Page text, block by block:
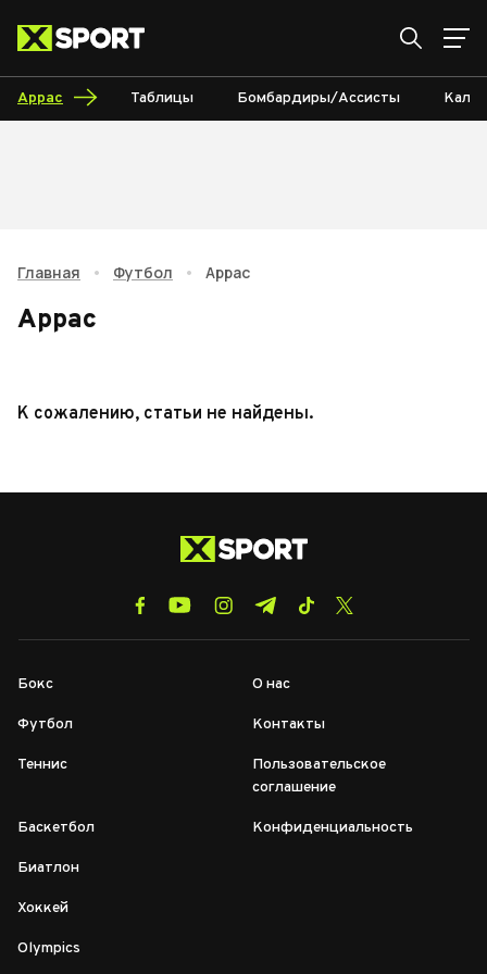
Аррас Таблицы Бомбардиры/Ассисты
Главная • Футбол • Аррас
Аррас
К сожалению, статьи не найдены.
Бокс
Футбол
Теннис
Баскетбол
Биатлон
Хоккей
Olympics
О нас
Контакты
Пользовательское
соглашение
Конфиденциальность